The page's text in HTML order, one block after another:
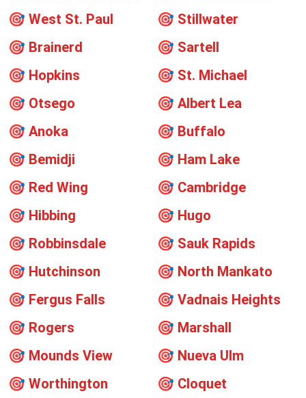
🎯 West St. Paul 🎯 Stillwater
🎯 Brainerd 🎯 Sartell
🎯 Hopkins 🎯 St. Michael
🎯 Otsego 🎯 Albert Lea
🎯 Anoka 🎯 Buffalo
🎯 Bemidji 🎯 Ham Lake
🎯 Red Wing 🎯 Cambridge
🎯 Hibbing 🎯 Hugo
🎯 Robbinsdale 🎯 Sauk Rapids
🎯 Hutchinson 🎯 North Mankato
🎯 Fergus Falls 🎯 Vadnais Heights
🎯 Rogers 🎯 Marshall
🎯 Mounds View 🎯 Nueva Ulm
🎯 Worthington 🎯 Cloquet